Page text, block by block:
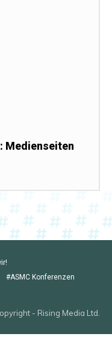
Medienseiten
#ASMC Konferenzen
- Rising Media Ltd.